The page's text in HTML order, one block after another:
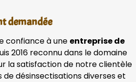
demandée
confiance à une entreprise de
2016 reconnu dans le domaine
la satisfaction de notre clientèle
désinsectisations diverses et